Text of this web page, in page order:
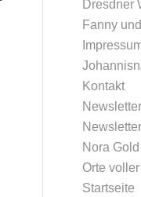
Dresdner
Fanny
Kontakt
Newsletter
Nora Gold
Orte
Startseite